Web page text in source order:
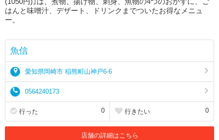
はんと味噌汁、デザート、ドリンクまでついたお得なメニュ
ー。
魚信
愛知県岡崎市 稲熊町山神戸6-6
0564240173
行った 0 行きたい 0
店舗の詳細はこちら